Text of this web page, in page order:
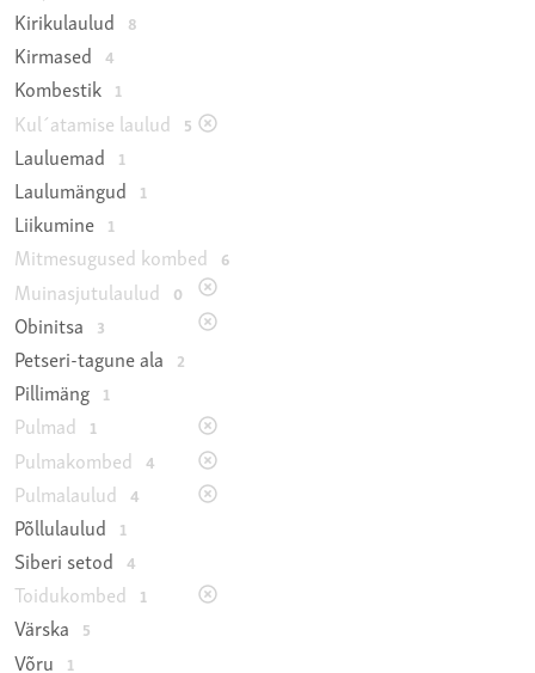
Kirikulaulud 8
Kirmased 4
Kombestik 1
Kul´atamise laulud 5
Lauluemad 1
Laulumängud 1
Liikumine 1
Mitmesugused kombed 6
Muinasjutulaulud 0
Obinitsa 3
Petseri-tagune ala 2
Pillimäng 1
Pulmad 1
Pulmakombed 4
Pulmalaulud 4
Põllulaulud 1
Siberi setod 4
Toidukombed 1
Värska 5
Võru 1